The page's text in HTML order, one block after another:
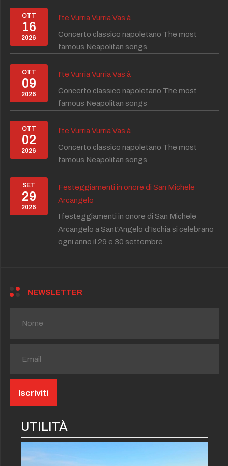
OTT
16
2026
I'te Vurria Vurria Vas à
Concerto classico napoletano The most
famous Neapolitan songs
OTT
09
2026
I'te Vurria Vurria Vas à
Concerto classico napoletano The most
famous Neapolitan songs
OTT
02
2026
I'te Vurria Vurria Vas à
Concerto classico napoletano The most
famous Neapolitan songs
SET
29
2026
Festeggiamenti in onore di San Michele
Arcangelo
I festeggiamenti in onore di San Michele
Arcangelo a Sant'Angelo d'Ischia si celebrano
ogni anno il 29 e 30 settembre
NEWSLETTER
UTILITÀ